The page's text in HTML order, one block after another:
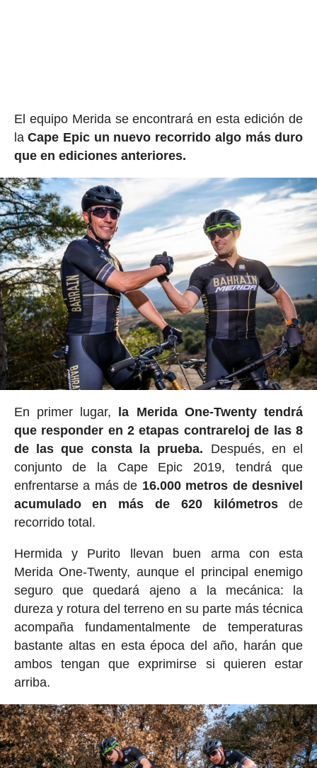
El equipo Merida se encontrará en esta edición de
laCape Epic un nuevo recorrido algo más duro
que en ediciones anteriores.
En primer lugar, la Merida One-Twenty tendrá
que responder en 2 etapas contrareloj de las 8
de las que consta la prueba. Después, en el
conjunto de la Cape Epic 2019, tendrá que
enfrentarse a más de 16.000 metros de desnivel
acumulado en más de 620 kilómetrosde
recorrido total.
Hermida y Purito llevan buen arma con esta
Merida One-Twenty, aunque el principal enemigo
seguro que quedará ajeno a la mecánica: la
dureza y rotura del terreno en su parte más técnica
acompaña fundamentalmente de temperaturas
bastante altas en esta época del año, harán que
ambos tengan que exprimirse si quieren estar
arriba.